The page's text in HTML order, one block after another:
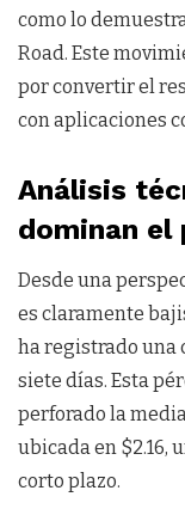
como lo
Road. Este
por convertir el
con aplicaciones
Análisis
dominan el
Desde una
es claramente
ha registrado una
siete días. Esta
perforado la
ubicada en $2.16,
corto plazo.